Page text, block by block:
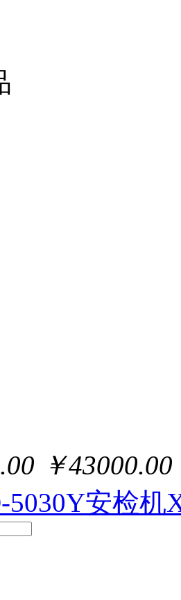
￥43000.00
5030Y安检机